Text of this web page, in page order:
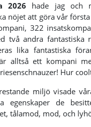
2026 hade jag och
nöjet att göra vår
322
två andra fantastiska
lika fantastiska
alltså ett kompani
Hur
miljö visade
egenskaper de
tålamod, mod, och